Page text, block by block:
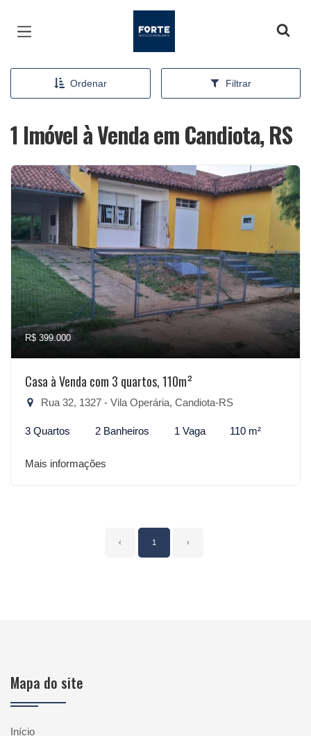
Ordenar Filtrar
1 Imóvel à Venda em Candiota, RS
R$ 399.000
Casa à Venda com 3 quartos, 110m²
Rua 32, 1327 - Vila Operária, Candiota-RS
3 Quartos 2 Banheiros 1 Vaga 110 m²
Mais informações
‹ 1 ›
Mapa do site
Início